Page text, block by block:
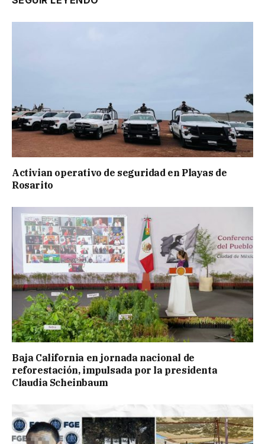
Activian operativo de seguridad en Playas de
Rosarito
Baja California en jornada nacional de
reforestación, impulsada por la presidenta
Claudia Scheinbaum